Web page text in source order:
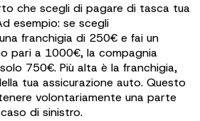
che scegli di pagare di tasca tua
esempio: se scegli
franchigia di 250€ e fai un
pari a 1000€, la compagnia
750€. Più alta è la franchigia,
tua assicurazione auto. Questo
volontariamente una parte
di sinistro.